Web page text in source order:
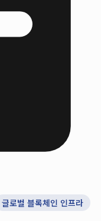
글로벌 블록체인 인프라